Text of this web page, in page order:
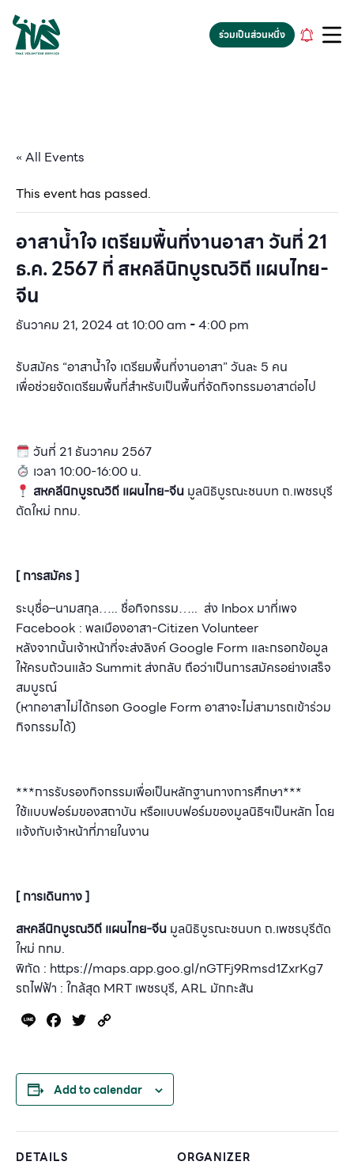
gv-5iuoxpem74qfjw.dv.googlehosted.com
ร่วมเป็นส่วนหนึ่ง
« All Events
This event has passed.
อาสาน้ำใจ เตรียมพื้นที่งานอาสา วันที่ 21
ธ.ค. 2567 ที่ สหคลีนิกบูรณวิถี แผนไทย-
จีน
ธันวาคม 21, 2024 at 10:00 am -4:00 pm
รับสมัคร “อาสาน้ำใจ เตรียมพื้นที่งานอาสา” วันละ 5 คน
เพื่อช่วยจัดเตรียมพื้นที่สำหรับเป็นพื้นที่จัดกิจกรรมอาสาต่อไป
วันที่ 21 ธันวาคม 2567
เวลา 10:00-16:00 น.
สหคลีนิกบูรณวิถี แผนไทย-จีน มูลนิธิบูรณะชนบท ถ.เพชรบุรี
ตัดใหม่ กทม.
[ การสมัคร ]
ระบุชื่อ–นามสกุล….. ชื่อกิจกรรม….. ส่ง Inbox มาที่เพจ
Facebook : พลเมืองอาสา-Citizen Volunteer
หลังจากนั้นเจ้าหน้าที่จะส่งลิงค์ Google Form และกรอกข้อมูล
ให้ครบถ้วนแล้ว Summit ส่งกลับ ถือว่าเป็นการสมัครอย่างเสร็จ
สมบูรณ์
(หากอาสาไม่ได้กรอก Google Form อาสาจะไม่สามารถเข้าร่วม
กิจกรรมได้)
***การรับรองกิจกรรมเพื่อเป็นหลักฐานทางการศึกษา***
ใช้แบบฟอร์มของสถาบัน หรือแบบฟอร์มของมูลนิธิฯเป็นหลัก โดย
แจ้งกับเจ้าหน้าที่ภายในงาน
[ การเดินทาง ]
สหคลีนิกบูรณวิถี แผนไทย-จีน มูลนิธิบูรณะชนบท ถ.เพชรบุรีตัด
ใหม่ กทม.
พิกัด : https://maps.app.goo.gl/nGTFj9Rmsd1ZxrKg7
รถไฟฟ้า : ใกล้สุด MRT เพชรบุรี, ARL มักกะสัน
Line Facebook
Twitter
Add to calendar
DETAILS
ORGANIZER